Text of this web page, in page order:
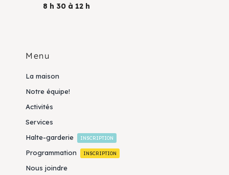
8 h 30 à 12 h
Menu
La maison
Notre équipe!
Activités
Services
Halte-garderie
INSCRIPTION
Programmation INSCRIPTION
Nous joindre